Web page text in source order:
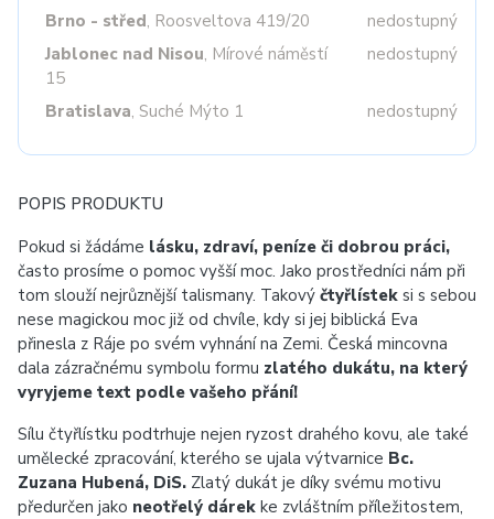
Brno - střed, Roosveltova 419/20
nedostupný
Jablonec nad Nisou, Mírové náměstí
15
nedostupný
Bratislava, Suché Mýto 1 nedostupný
POPIS PRODUKTU
Pokud si žádáme lásku, zdraví, peníze či dobrou práci,
často prosíme o pomoc vyšší moc. Jako prostředníci nám při
tom slouží nejrůznější talismany. Takový čtyřlístek si s sebou
nese magickou moc již od chvíle, kdy si jej biblická Eva
přinesla z Ráje po svém vyhnání na Zemi. Česká mincovna
dala zázračnému symbolu formu zlatého dukátu, na který
vyryjeme text podle vašeho přání!
Sílu čtyřlístku podtrhuje nejen ryzost drahého kovu, ale také
umělecké zpracování, kterého se ujala výtvarnice Bc.
Zuzana Hubená, DiS. Zlatý dukát je díky svému motivu
předurčen jako neotřelý dárek ke zvláštním příležitostem,